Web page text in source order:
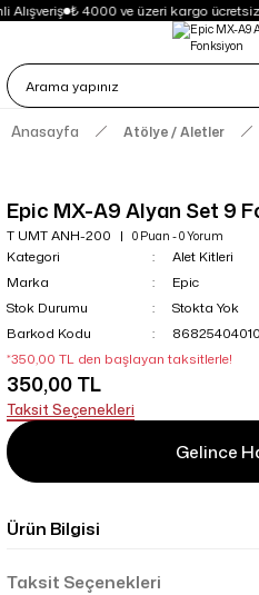
Alışveriş ₺ 4000 ve üzeri kargo ücretsiz
Anasayfa Atölye / Aletler
Epic MX-A9 Alyan Set 9
T UMT ANH-200 0 Puan - 0 Yorum
Kategori
Alet Kitleri
Marka
Epic
Stok Durumu
Stokta Yok
Barkod Kodu
*350,00 TL den başlayan taksitlerle!
350,00 TL
Taksit Seçenekleri
Gelince
Ürün Bilgisi
Taksit Seçenekleri